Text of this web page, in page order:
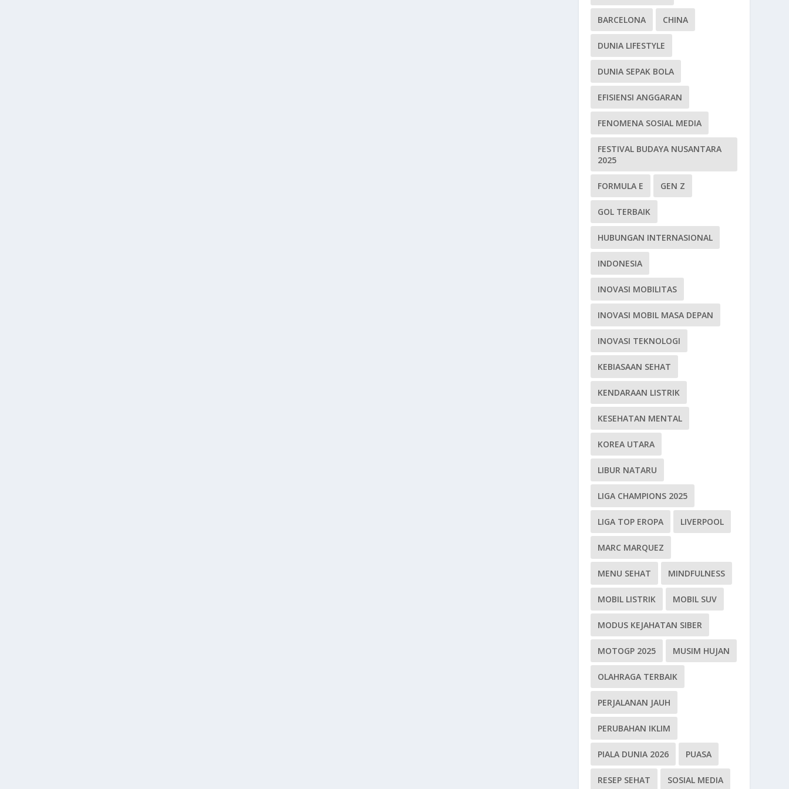
BARCELONA CHINA
DUNIA LIFESTYLE
DUNIA SEPAK BOLA
EFISIENSI ANGGARAN
FENOMENA SOSIAL MEDIA
FESTIVAL BUDAYA NUSANTARA
2025
FORMULA E GEN Z
GOL TERBAIK
HUBUNGAN INTERNASIONAL
INDONESIA
INOVASI MOBILITAS
INOVASI MOBIL MASA DEPAN
INOVASI TEKNOLOGI
KEBIASAAN SEHAT
KENDARAAN LISTRIK
KESEHATAN MENTAL
KOREA UTARA
LIBUR NATARU
LIGA CHAMPIONS 2025
LIGA TOP EROPA LIVERPOOL
MARC MARQUEZ
MENU SEHAT MINDFULNESS
MOBIL LISTRIK MOBIL SUV
MODUS KEJAHATAN SIBER
MOTOGP 2025 MUSIM HUJAN
OLAHRAGA TERBAIK
PERJALANAN JAUH
PERUBAHAN IKLIM
PIALA DUNIA 2026 PUASA
RESEP SEHAT SOSIAL MEDIA